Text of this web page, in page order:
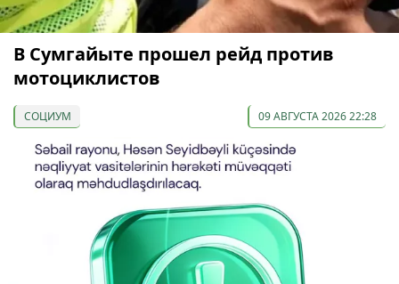
В Сумгайыте прошел рейд против
мотоциклистов
СОЦИУМ 09 АВГУСТА 2026 22:28